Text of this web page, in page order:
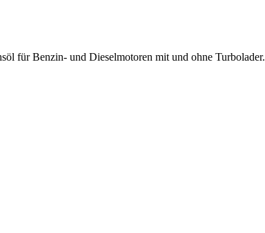
für Benzin- und Dieselmotoren mit und ohne Turbolader.